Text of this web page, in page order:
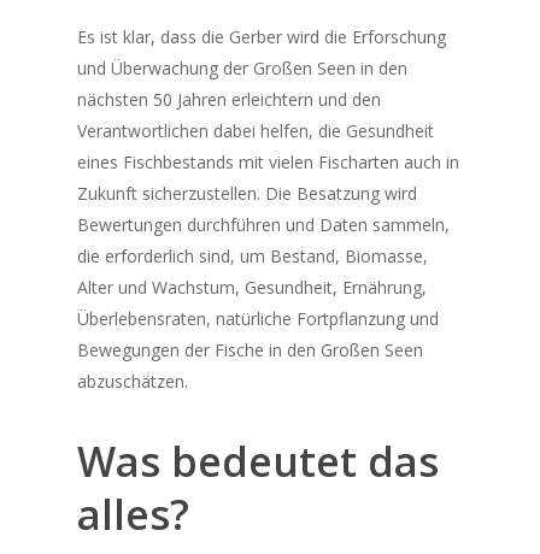
Es ist klar, dass die Gerber wird die Erforschung
und Überwachung der Großen Seen in den
nächsten 50 Jahren erleichtern und den
Verantwortlichen dabei helfen, die Gesundheit
eines Fischbestands mit vielen Fischarten auch in
Zukunft sicherzustellen. Die Besatzung wird
Bewertungen durchführen und Daten sammeln,
die erforderlich sind, um Bestand, Biomasse,
Alter und Wachstum, Gesundheit, Ernährung,
Überlebensraten, natürliche Fortpflanzung und
Bewegungen der Fische in den Großen Seen
abzuschätzen.
Was bedeutet das
alles?